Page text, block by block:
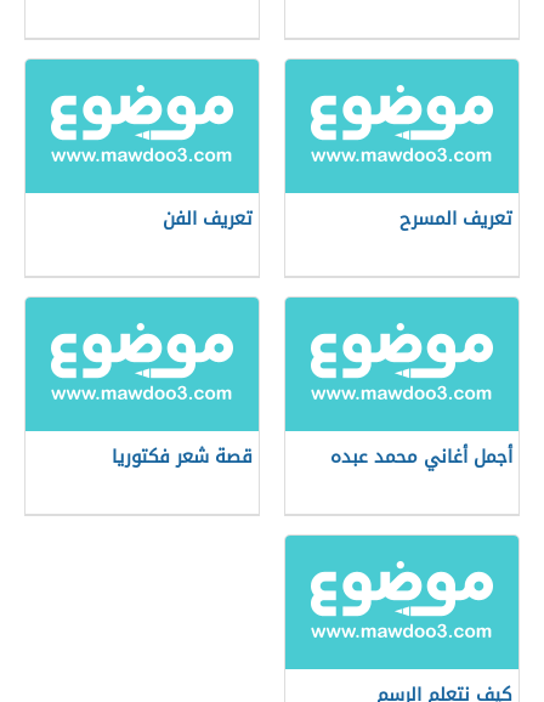
تعريف المسرح تعريف الفن
أجمل أغاني محمد عبده قصة شعر فكتوريا
كيف نتعلم الرسم